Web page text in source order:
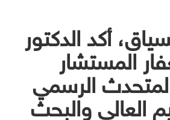
أكد الدكتور
المستشار
الرسمي
العالي والبحث